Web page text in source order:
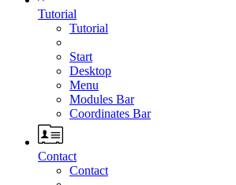
Tutorial
Tutorial
Start
Desktop
Menu
Modules Bar
Coordinates Bar
Contact
Contact